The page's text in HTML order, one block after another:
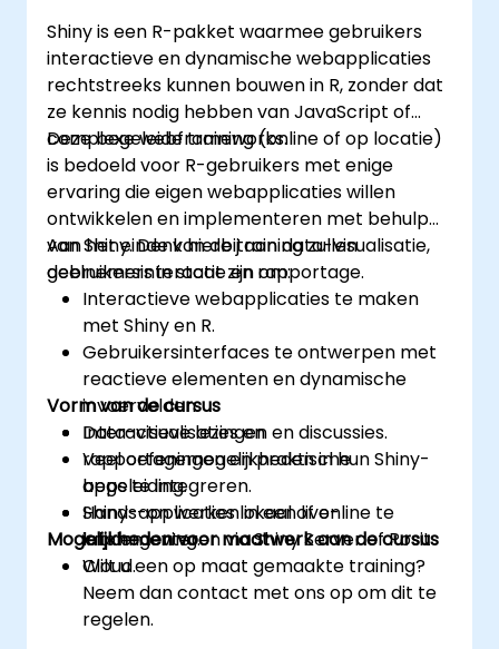
Shiny is een R-pakket waarmee gebruikers
interactieve en dynamische webapplicaties
rechtstreeks kunnen bouwen in R, zonder dat
ze kennis nodig hebben van JavaScript of
complexe webframeworks.
Deze begeleide training (online of op locatie)
is bedoeld voor R-gebruikers met enige
ervaring die eigen webapplicaties willen
ontwikkelen en implementeren met behulp
van Shiny. Denk hierbij aan data-visualisatie,
gebruikersinteractie en rapportage.
Aan het einde van de training zullen
deelnemers in staat zijn om:
Interactieve webapplicaties te maken
met Shiny en R.
Gebruikersinterfaces te ontwerpen met
reactieve elementen en dynamische
invoervelden.
Data-visualisaties en
rapportagemogelijkheden in hun Shiny-
apps te integreren.
Shiny-applicaties lokaal of online te
implementeren via Shiny Server of Posit
Cloud.
Vorm van de cursus
Interactieve lezingen en discussies.
Veel oefeningen en praktische
begeleiding.
Hands-on werken in een live-
labomgeving.
Mogelijkheden voor maatwerk aan de cursus
Wilt u een op maat gemaakte training?
Neem dan contact met ons op om dit te
regelen.